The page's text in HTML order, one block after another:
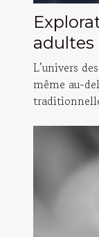
adultes
L’univers
même au-